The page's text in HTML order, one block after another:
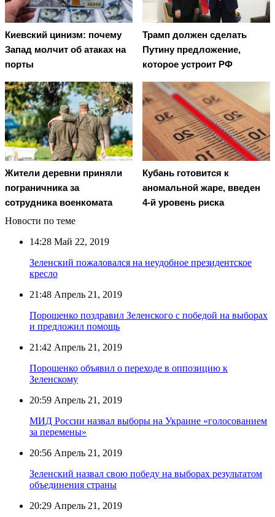
Киевский цинизм: почему
Запад молчит об атаках на
порты
Трамп должен сделать
Путину предложение,
которое устроит РФ
Жители деревни приняли
пограничника за
сотрудника военкомата
Кубань готовится к
аномальной жаре, введен
4-й уровень риска
Новости по теме
14:28 Май 22, 2019
Зеленский пожаловался на неудобное президентское
кресло
21:48 Апрель 21, 2019
Порошенко поздравил Зеленского с победой на выборах
и предложил помощь
21:42 Апрель 21, 2019
Порошенко объявил о переходе в оппозицию к
Зеленскому
20:59 Апрель 21, 2019
МИД России назвал выборы на Украине «голосованием
за перемены»
20:56 Апрель 21, 2019
Зеленский назвал свою победу на выборах результатом
объединения страны
20:29 Апрель 21, 2019